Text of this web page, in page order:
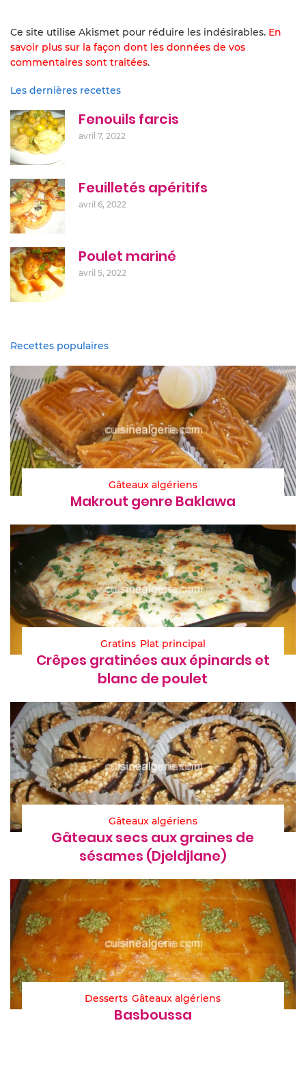
Ce site utilise Akismet pour réduire les indésirables. En
savoir plus sur la façon dont les données de vos
commentaires sont traitées.
Les dernières recettes
Fenouils farcis
avril 7, 2022
Feuilletés apéritifs
avril 6, 2022
Poulet mariné
avril 5, 2022
Recettes populaires
Gâteaux algériens
Makrout genre Baklawa
Gratins Plat principal
Crêpes gratinées aux épinards et
blanc de poulet
Gâteaux algériens
Gâteaux secs aux graines de
sésames (Djeldjlane)
Desserts Gâteaux algériens
Basboussa